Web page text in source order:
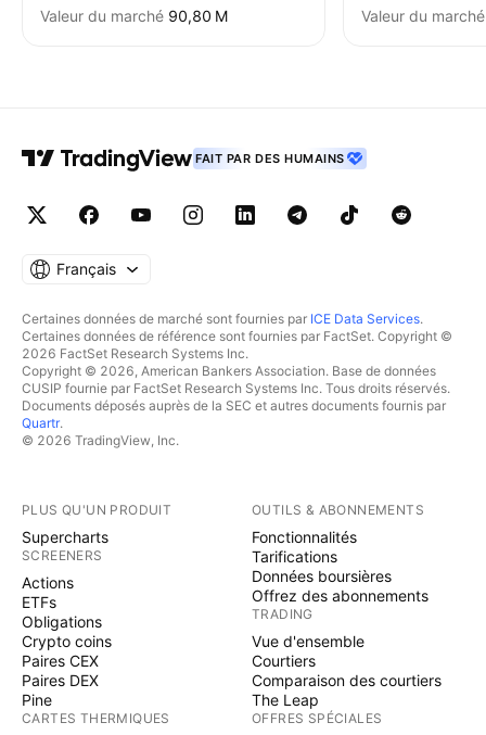
Valeur du marché ‪90,80 M‬
Valeur du marché
FAIT PAR DES HUMAINS
Français
Certaines données de marché sont fournies par ICE Data Services.
Certaines données de référence sont fournies par FactSet. Copyright ©
2026 FactSet Research Systems Inc.
Copyright © 2026, American Bankers Association. Base de données
CUSIP fournie par FactSet Research Systems Inc. Tous droits réservés.
Documents déposés auprès de la SEC et autres documents fournis par
Quartr.
© 2026 TradingView, Inc.
PLUS QU'UN PRODUIT
Supercharts
SCREENERS
Actions
ETFs
Obligations
Crypto coins
Paires CEX
Paires DEX
Pine
CARTES THERMIQUES
OUTILS & ABONNEMENTS
Fonctionnalités
Tarifications
Données boursières
Offrez des abonnements
TRADING
Vue d'ensemble
Courtiers
Comparaison des courtiers
The Leap
OFFRES SPÉCIALES